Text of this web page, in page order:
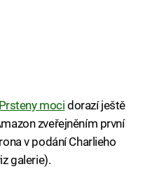
mocidorazí ještě
zveřejněním první
v podání Charlieho
galerie).